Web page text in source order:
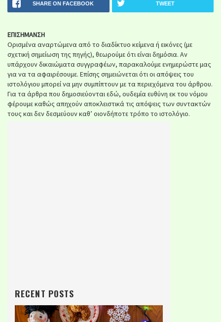
SHARE ON FACEBOOK TWEET
ΕΠΙΣΗΜΑΝΣΗ
Ορισμένα αναρτώμενα από το διαδίκτυο κείμενα ή εικόνες (με
σχετική σημείωση της πηγής), θεωρούμε ότι είναι δημόσια. Αν
υπάρχουν δικαιώματα συγγραφέων, παρακαλούμε ενημερώστε μας
για να τα αφαιρέσουμε. Επίσης σημειώνεται ότι οι απόψεις του
ιστολόγιου μπορεί να μην συμπίπτουν με τα περιεχόμενα του άρθρου.
Για τα άρθρα που δημοσιεύονται εδώ, ουδεμία ευθύνη εκ του νόμου
φέρουμε καθώς απηχούν αποκλειστικά τις απόψεις των συντακτών
τους και δεν δεσμεύουν καθ’ οιονδήποτε τρόπο το ιστολόγιο.
RECENT POSTS